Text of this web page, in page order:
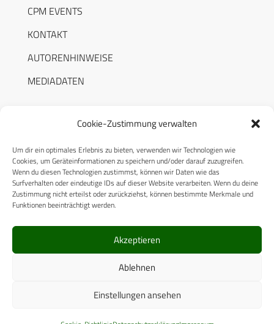
Cookie-Zustimmung verwalten
Um dir ein optimales Erlebnis zu bieten, verwenden wir Technologien wie
Cookies, um Geräteinformationen zu speichern und/oder darauf zuzugreifen.
Wenn du diesen Technologien zustimmst, können wir Daten wie das
Surfverhalten oder eindeutige IDs auf dieser Website verarbeiten. Wenn du deine
Zustimmung nicht erteilst oder zurückziehst, können bestimmte Merkmale und
Funktionen beeinträchtigt werden.
Akzeptieren
Ablehnen
Einstellungen ansehen
CPM EVENTS
KONTAKT
AUTORENHINWEISE
MEDIADATEN
RECHTLICHES
Datenschutzerklärung
Cookie-Richtlinie (EU)